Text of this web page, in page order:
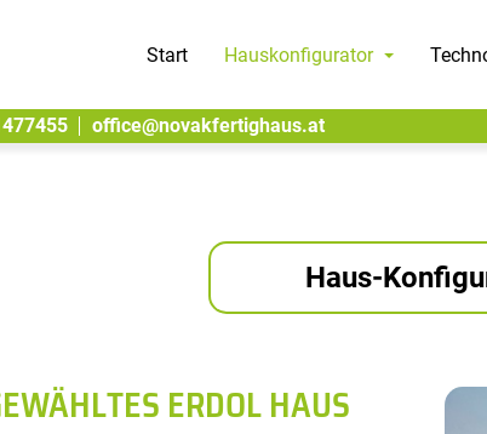
Start Hauskonfigurator
office@novakfertighaus.at
Haus-
ERDOL HAUS